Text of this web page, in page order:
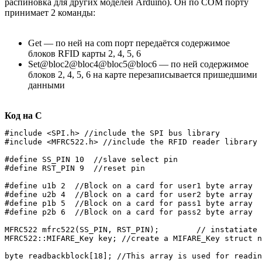
распиновка для других моделей Arduino). Он по COM порту
принимает 2 команды:
Get — по ней на com порт передаётся содержимое
блоков RFID карты 2, 4, 5, 6
Set@bloc2@bloc4@bloc5@bloc6 — по ней содержимое
блоков 2, 4, 5, 6 на карте перезаписывается пришедшими
данными
Код на C
#include <SPI.h> //include the SPI bus library
#include <MFRC522.h> //include the RFID reader library
#define SS_PIN 10  //slave select pin
#define RST_PIN 9  //reset pin
#define u1b 2  //Block on a card for user1 byte array
#define u2b 4  //Block on a card for user2 byte array
#define p1b 5  //Block on a card for pass1 byte array
#define p2b 6  //Block on a card for pass2 byte array
MFRC522 mfrc522(SS_PIN, RST_PIN);        // instatiate
MFRC522::MIFARE_Key key; //create a MIFARE_Key
byte readbackblock[18]; //This array is used for